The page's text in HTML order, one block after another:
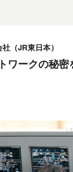
（JR東日本）
ワークの秘密